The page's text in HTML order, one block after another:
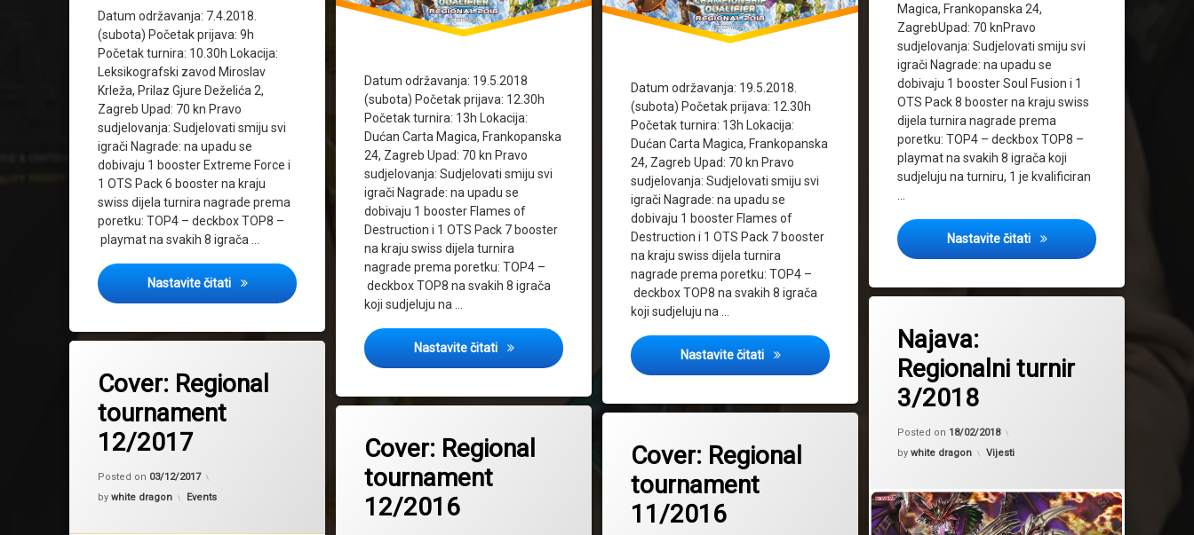
Magica, Frankopanska 24,
ZagrebUpad: 70 knPravo
sudjelovanja: Sudjelovati smiju svi
igrači Nagrade: na upadu se
dobivaju 1 booster Soul Fusion i 1
OTS Pack 8 booster na kraju swiss
dijela turnira nagrade prema
poretku: TOP4 – deckbox TOP8 –
playmat na svakih 8 igrača koji
sudjeluju na turniru, 1 je kvalificiran
Nastavite čitati Najava: Regionalni turnir 11/
Datum održavanja: 19.5.2018
(subota) Početak prijava: 12.30h
Početak turnira: 13h Lokacija:
Dućan Carta Magica, Frankopanska
24, Zagreb Upad: 70 kn Pravo
sudjelovanja: Sudjelovati smiju svi
igrači Nagrade: na upadu se
dobivaju 1 booster Flames of
Destruction i 1 OTS Pack 7 booster
na kraju swiss dijela turnira
nagrade prema poretku: TOP4 –
deckbox TOP8 na svakih 8 igrača
koji sudjeluju na …
Nastavite čitati Cover: Regional tournament 5/2018
Datum održavanja: 19.5.2018.
(subota) Početak prijava: 12.30h
Početak turnira: 13h Lokacija:
Dućan Carta Magica, Frankopanska
24, Zagreb Upad: 70 kn Pravo
sudjelovanja: Sudjelovati smiju svi
igrači Nagrade: na upadu se
dobivaju 1 booster Flames of
Destruction i 1 OTS Pack 7 booster
na kraju swiss dijela turnira
nagrade prema poretku: TOP4 –
deckbox TOP8 na svakih 8 igrača
koji sudjeluju na …
Nastavite čitati Najava: Regional tournament 5/2018
Datum održavanja: 7.4.2018.
(subota) Početak prijava: 9h
Početak turnira: 10.30h Lokacija:
Leksikografski zavod Miroslav
Krleža, Prilaz Gjure Deželića 2,
Zagreb Upad: 70 kn Pravo
sudjelovanja: Sudjelovati smiju svi
igrači Nagrade: na upadu se
dobivaju 1 booster Extreme Force i
1 OTS Pack 6 booster na kraju
swiss dijela turnira nagrade prema
poretku: TOP4 – deckbox TOP8 –
playmat na svakih 8 igrača …
Nastavite čitati Cover: Spring Challenge 2018
Najava:
Regionalni turnir
3/2018
Posted on 18/02/2018
by white dragon Kategorije:
Vijesti
Regional tournament
regionalni turnir
Cover: Regional
tournament
12/2017
Posted on 03/12/2017
by white dragon Kategorije:
Events
Regional tournament
Cover: Regional
tournament
12/2016
Regional tournament
Cover: Regional
tournament
11/2016